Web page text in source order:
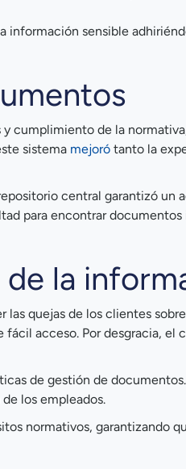
información sensible
cumplimiento de la
sistema mejoró tanto la
central garantizó un
para encontrar
la
las quejas de los clientes
acceso. Por desgracia, el
de gestión de
los empleados.
normativos, garantizando